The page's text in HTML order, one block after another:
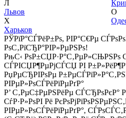
Л
Львов
Х
Харьков
О
РЎРїР°СЃРёР±Рѕ, РІР°С€Рµ
РѕС‚РїСЂР°РІР»РµРЅРѕ!
РњС‹ РѕР±СЏР·Р°С‚РµР»СЊРЅРѕ
СЃРІСЏР¶РµРјСЃСЏ РІ
РџРµСЂРІРѕРµ
РІРµР»РѕСЃРёРїРµРґР°
Р’ С‚РµС‡РµРЅРёРµ СЃСЂРѕРєР°
СѓР·Р»РѕРІ Рё
РІРµР»РѕСЃРёРїРµРґР°,